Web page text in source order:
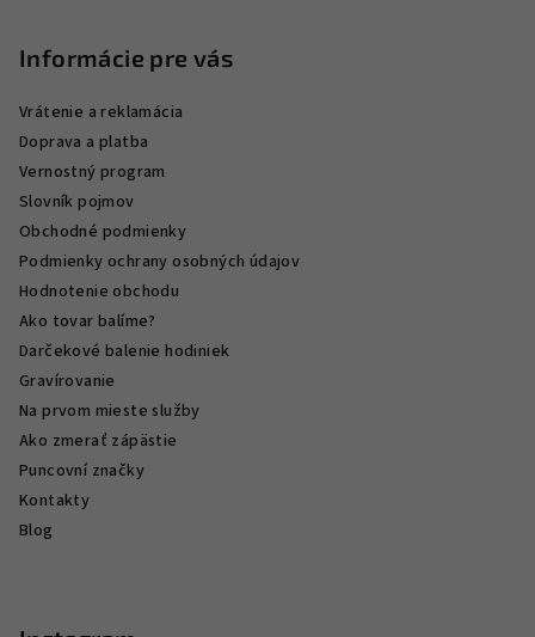
Informácie pre vás
Vrátenie a reklamácia
Doprava a platba
Vernostný program
Slovník pojmov
Obchodné podmienky
Podmienky ochrany osobných údajov
Hodnotenie obchodu
Ako tovar balíme?
Darčekové balenie hodiniek
Gravírovanie
Na prvom mieste služby
Ako zmerať zápästie
Puncovní značky
Kontakty
Blog